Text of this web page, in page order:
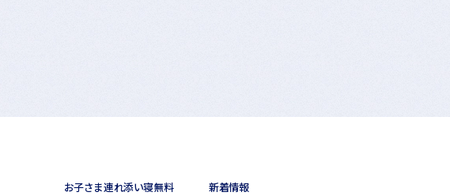
お子さま連れ添い寝無料
新着情報